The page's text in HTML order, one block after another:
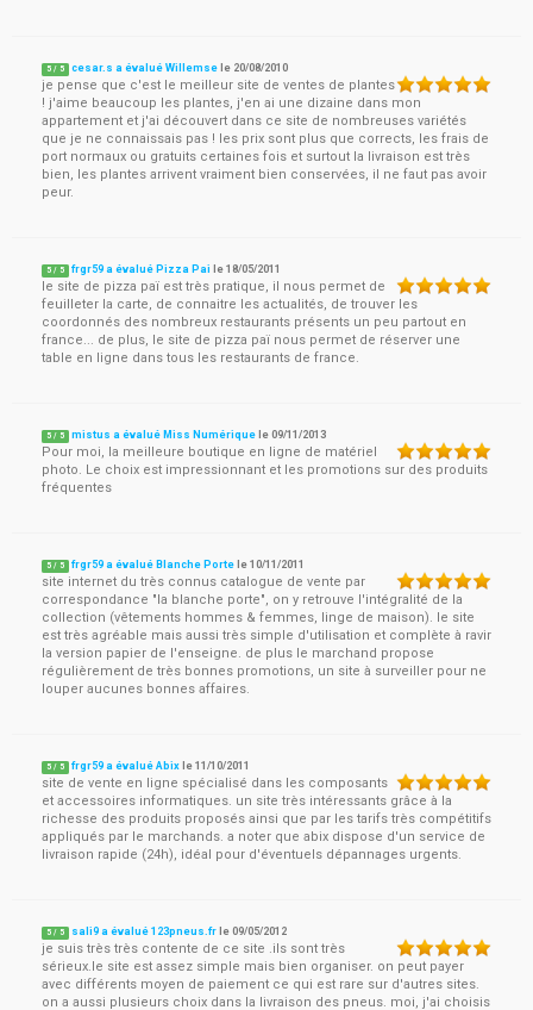
5 / 5 cesar.s a évalué Willemse le 20/08/2010
je pense que c'est le meilleur site de ventes de plantes
! j'aime beaucoup les plantes, j'en ai une dizaine dans mon
appartement et j'ai découvert dans ce site de nombreuses variétés
que je ne connaissais pas ! les prix sont plus que corrects, les frais de
port normaux ou gratuits certaines fois et surtout la livraison est très
bien, les plantes arrivent vraiment bien conservées, il ne faut pas avoir
peur.
5 / 5 frgr59 a évalué Pizza Pai le18/05/2011
le site de pizza paï est très pratique, il nous permet de
feuilleter la carte, de connaitre les actualités, de trouver les
coordonnés des nombreux restaurants présents un peu partout en
france... de plus, le site de pizza paï nous permet de réserver une
table en ligne dans tous les restaurants de france.
5 / 5 mistus a évalué Miss Numérique le09/11/2013
Pour moi, la meilleure boutique en ligne de matériel
photo. Le choix est impressionnant et les promotions sur des produits
fréquentes
5 / 5 frgr59 a évalué Blanche Porte le10/11/2011
site internet du très connus catalogue de vente par
correspondance "la blanche porte", on y retrouve l'intégralité de la
collection (vêtements hommes & femmes, linge de maison). le site
est très agréable mais aussi très simple d'utilisation et complète à ravir
la version papier de l'enseigne. de plus le marchand propose
régulièrement de très bonnes promotions, un site à surveiller pour ne
louper aucunes bonnes affaires.
5 / 5 frgr59 a évalué Abix le11/10/2011
site de vente en ligne spécialisé dans les composants
et accessoires informatiques. un site très intéressants grâce à la
richesse des produits proposés ainsi que par les tarifs très compétitifs
appliqués par le marchands. a noter que abix dispose d'un service de
livraison rapide (24h), idéal pour d'éventuels dépannages urgents.
5 / 5 sali9 a évalué 123pneus.fr le09/05/2012
je suis très très contente de ce site .ils sont très
sérieux.le site est assez simple mais bien organiser. on peut payer
avec différents moyen de paiement ce qui est rare sur d'autres sites.
on a aussi plusieurs choix dans la livraison des pneus. moi, j'ai choisis